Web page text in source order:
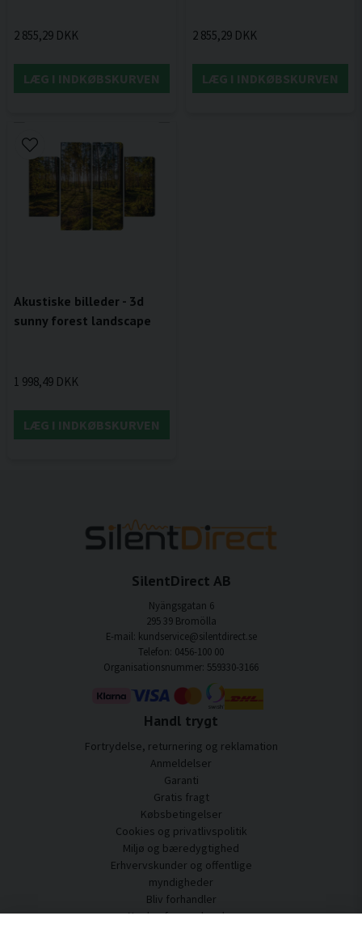
2 855,29 DKK
LÆG I INDKØBSKURVEN
2 855,29 DKK
LÆG I INDKØBSKURVEN
Akustiske billeder - 3d
sunny forest landscape
1 998,49 DKK
LÆG I INDKØBSKURVEN
SilentDirect AB
Nyängsgatan 6
295 39 Bromölla
E-mail: kundservice@silentdirect.se
Telefon: 0456-100 00
Organisationsnummer: 559330-3166
Handl trygt
Fortrydelse, returnering og reklamation
Anmeldelser
Garanti
Gratis fragt
Købsbetingelser
Cookies og privatlivspolitik
Miljø og bæredygtighed
Erhvervskunder og offentlige
myndigheder
Bliv forhandler
Nogle af vores kunder